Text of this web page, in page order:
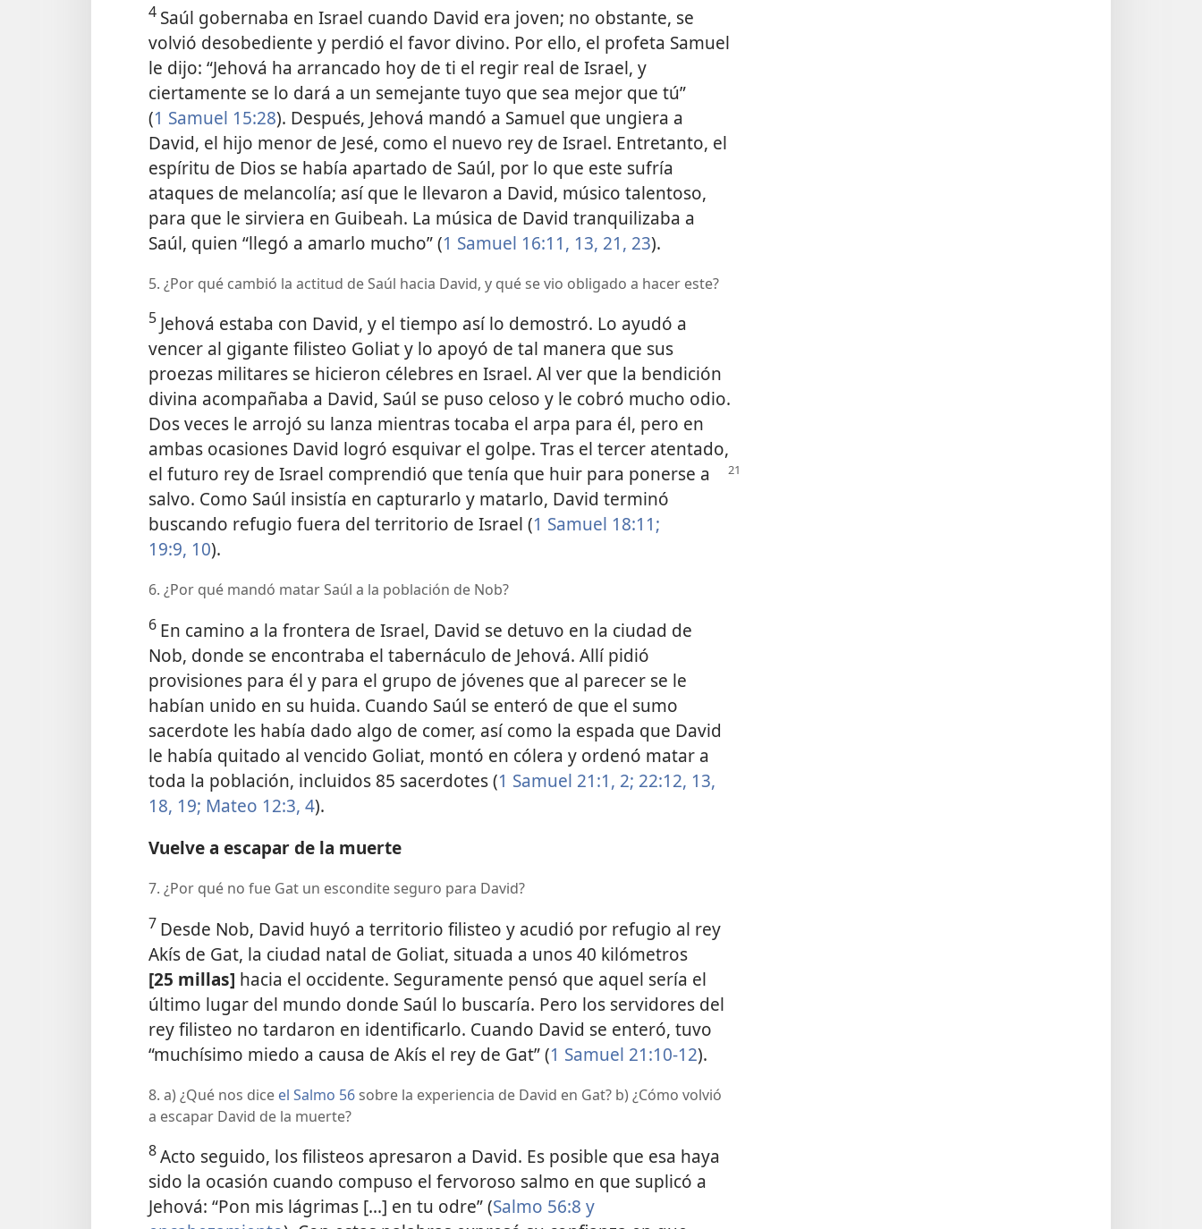
4 Saúl gobernaba en Israel cuando David era joven; no obstante, se
volvió desobediente y perdió el favor divino. Por ello, el profeta Samuel
le dijo: “Jehová ha arrancado hoy de ti el regir real de Israel, y
ciertamente se lo dará a un semejante tuyo que sea mejor que tú”
(1 Samuel 15:28). Después, Jehová mandó a Samuel que ungiera a
David, el hijo menor de Jesé, como el nuevo rey de Israel. Entretanto, el
espíritu de Dios se había apartado de Saúl, por lo que este sufría
ataques de melancolía; así que le llevaron a David, músico talentoso,
para que le sirviera en Guibeah. La música de David tranquilizaba a
Saúl, quien “llegó a amarlo mucho” (1 Samuel 16:11, 13, 21, 23).
5. ¿Por qué cambió la actitud de Saúl hacia David, y qué se vio obligado a hacer este?
5 Jehová estaba con David, y el tiempo así lo demostró. Lo ayudó a
vencer al gigante filisteo Goliat y lo apoyó de tal manera que sus
proezas militares se hicieron célebres en Israel. Al ver que la bendición
divina acompañaba a David, Saúl se puso celoso y le cobró mucho odio.
Dos veces le arrojó su lanza mientras tocaba el arpa para él, pero en
ambas ocasiones David logró esquivar el golpe. Tras el tercer atentado,
el futuro rey de Israel comprendió que tenía que huir para ponerse a
salvo. Como Saúl insistía en capturarlo y matarlo, David terminó
buscando refugio fuera del territorio de Israel (1 Samuel 18:11;
19:9, 10).
6. ¿Por qué mandó matar Saúl a la población de Nob?
6 En camino a la frontera de Israel, David se detuvo en la ciudad de
Nob, donde se encontraba el tabernáculo de Jehová. Allí pidió
provisiones para él y para el grupo de jóvenes que al parecer se le
habían unido en su huida. Cuando Saúl se enteró de que el sumo
sacerdote les había dado algo de comer, así como la espada que David
le había quitado al vencido Goliat, montó en cólera y ordenó matar a
toda la población, incluidos 85 sacerdotes (1 Samuel 21:1, 2; 22:12, 13,
18, 19; Mateo 12:3, 4).
Vuelve a escapar de la muerte
7. ¿Por qué no fue Gat un escondite seguro para David?
7 Desde Nob, David huyó a territorio filisteo y acudió por refugio al rey
Akís de Gat, la ciudad natal de Goliat, situada a unos 40 kilómetros
[25 millas] hacia el occidente. Seguramente pensó que aquel sería el
último lugar del mundo donde Saúl lo buscaría. Pero los servidores del
rey filisteo no tardaron en identificarlo. Cuando David se enteró, tuvo
“muchísimo miedo a causa de Akís el rey de Gat” (1 Samuel 21:10-12).
8. a) ¿Qué nos dice el Salmo 56 sobre la experiencia de David en Gat? b) ¿Cómo volvió
a escapar David de la muerte?
8Acto seguido, los filisteos apresaron a David. Es posible que esa haya
sido la ocasión cuando compuso el fervoroso salmo en que suplicó a
Jehová: “Pon mis lágrimas [...] en tu odre” (Salmo 56:8 y